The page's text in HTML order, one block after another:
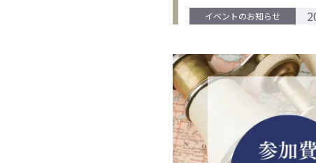
アクセス
お問い合わせ
利用規約
©︎Park Biz WAKAYAMA / Photo by 今西浩文
イベントのお知らせ